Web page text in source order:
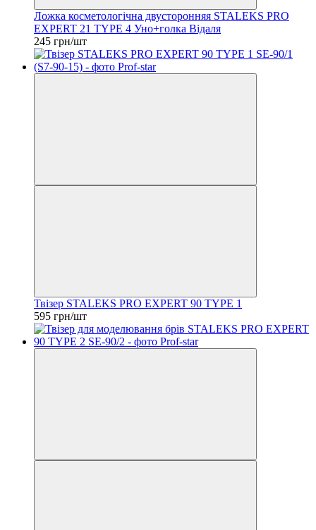
Ложка косметологічна двусторонняя STALEKS PRO
EXPERT 21 TYPE 4 Уно+голка Відаля
245 грн/шт
Твізер STALEKS PRO EXPERT 90 TYPE 1
595 грн/шт